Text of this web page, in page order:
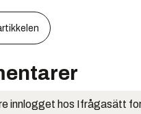
innlogget hos Ifrågasätt